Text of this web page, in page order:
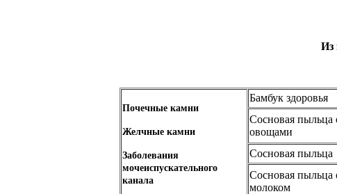
Из
Почечные камни
Желчные камни
Заболевания
мочеиспускательного
канала
Бамбук здоровья
Сосновая пыльца
овощами
Сосновая пыльца
Сосновая пыльца
молоком